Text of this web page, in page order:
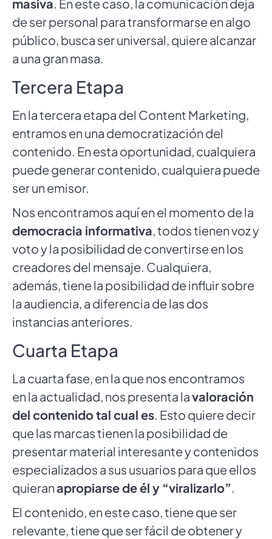
masiva. En este caso, la comunicación deja
de ser personal para transformarse en algo
público, busca ser universal, quiere alcanzar
a una gran masa.
Tercera Etapa
En la tercera etapa del Content Marketing,
entramos en una democratización del
contenido. En esta oportunidad, cualquiera
puede generar contenido, cualquiera puede
ser un emisor.
Nos encontramos aquí en el momento de la
democracia informativa, todos tienen voz y
voto y la posibilidad de convertirse en los
creadores del mensaje. Cualquiera,
además, tiene la posibilidad de influir sobre
la audiencia, a diferencia de las dos
instancias anteriores.
Cuarta Etapa
La cuarta fase, en la que nos encontramos
en la actualidad, nos presenta lavaloración
del contenido tal cual es. Esto quiere decir
que las marcas tienen la posibilidad de
presentar material interesante y contenidos
especializados a sus usuarios para que ellos
quieranapropiarse de él y “viralizarlo”.
El contenido, en este caso, tiene que ser
relevante, tiene que ser fácil de obtener y